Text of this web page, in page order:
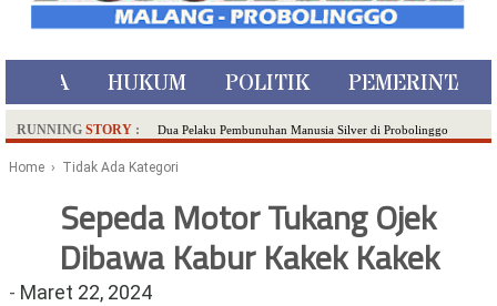
HUKUM POLITIK
RUNNING STORY : Dua Pelaku Pembunuhan Manusia Silver di Probolinggo
Literasi Melalui LASKAR JODA, Usung Filosofi Gelar Sehelai
Ambulance Dari Berbagai Daerah Padati Kota Wisata Batu
Home › Tidak Ada Kategori
Sepeda Motor Tukang Ojek
Dibawa Kabur Kakek Kakek
- Maret 22, 2024